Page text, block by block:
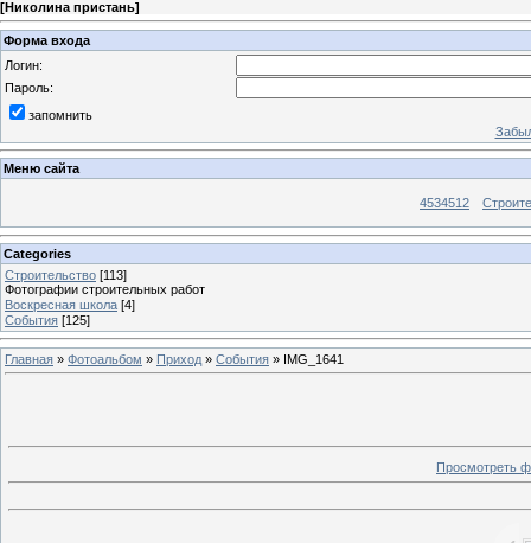
[Николина пристань]
Форма входа
Логин:
Пароль:
запомнить
Меню сайта
4534512
Categories
Строительство [113]
Фотографии строительных работ
Воскресная школа [4]
События [125]
Главная » Фотоальбом » Приход » События » IMG_1641
Просмотреть